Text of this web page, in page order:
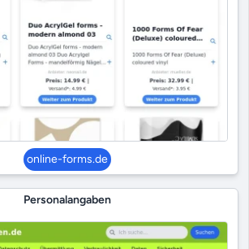
online-forms.de
Personalangaben